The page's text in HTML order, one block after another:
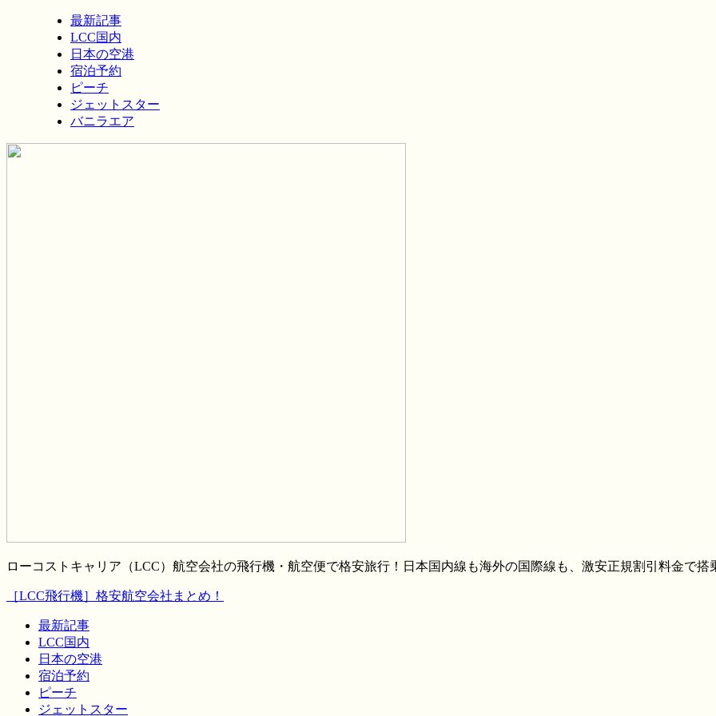
最新記事
LCC国内
日本の空港
宿泊予約
ピーチ
ジェットスター
バニラエア
ローコストキャリア（LCC）航空会社の飛行機・航空便で格安旅行！日本国内線も海外の国際線も、激安正規割引料金で搭
［LCC飛行機］格安航空会社まとめ！
最新記事
LCC国内
日本の空港
宿泊予約
ピーチ
ジェットスター